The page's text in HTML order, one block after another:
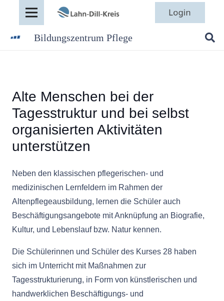
Bildungszentrum Pflege
Alte Menschen bei der
Tagesstruktur und bei selbst
organisierten Aktivitäten
unterstützen
Neben den klassischen pflegerischen- und
medizinischen Lernfeldern im Rahmen der
Altenpflegeausbildung, lernen die Schüler auch
Beschäftigungsangebote mit Anknüpfung an Biografie,
Kultur, und Lebenslauf bzw. Natur kennen.
Die Schülerinnen und Schüler des Kurses 28 haben
sich im Unterricht mit Maßnahmen zur
Tagesstrukturierung, in Form von künstlerischen und
handwerklichen Beschäftigungs- und